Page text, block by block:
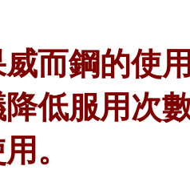
威而鋼的使
低服用次
。